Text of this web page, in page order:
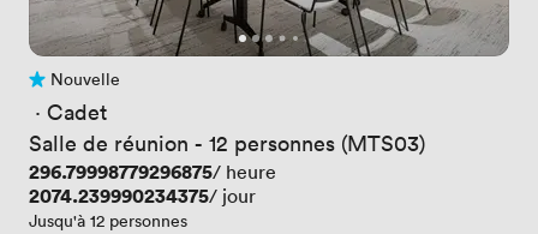
Pas encore d'avis
Nouvelle
· Cadet
Salle de réunion - 12 personnes (MTS03)
Prix
296.79998779296875/ heure
Prix
2074.239990234375/ jour
Jusqu'à 12 personnes